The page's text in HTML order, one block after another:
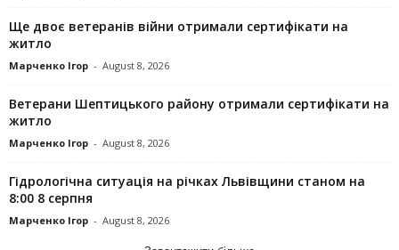
Ще двоє ветеранів війни отримали сертифікати на
житло
Марченко Ігор - August 8, 2026
Ветерани Шептицького району отримали сертифікати на
житло
Марченко Ігор - August 8, 2026
Гідрологічна ситуація на річках Львівщини станом на
8:00 8 серпня
Марченко Ігор - August 8, 2026